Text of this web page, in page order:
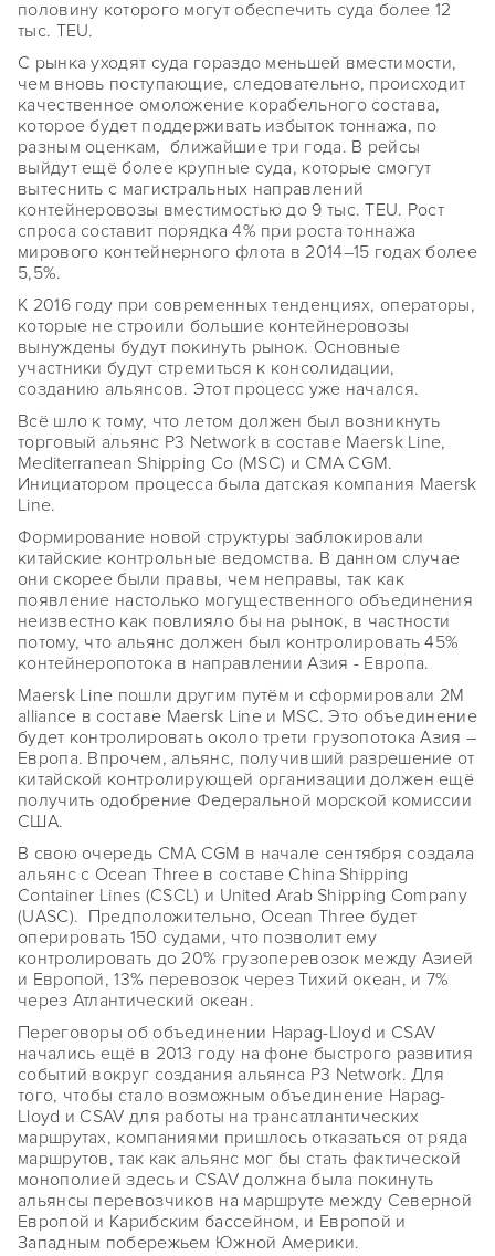
половину которого могут обеспечить суда более 12
тыс. TEU.
С рынка уходят суда гораздо меньшей вместимости,
чем вновь поступающие, следовательно, происходит
качественное омоложение корабельного состава,
которое будет поддерживать избыток тоннажа, по
разным оценкам, ближайшие три года. В рейсы
выйдут ещё более крупные суда, которые смогут
вытеснить с магистральных направлений
контейнеровозы вместимостью до 9 тыс. TEU. Рост
спроса составит порядка 4% при роста тоннажа
мирового контейнерного флота в 2014–15 годах более
5,5%.
К 2016 году при современных тенденциях, операторы,
которые не строили большие контейнеровозы
вынуждены будут покинуть рынок. Основные
участники будут стремиться к консолидации,
созданию альянсов. Этот процесс уже начался.
Всё шло к тому, что летом должен был возникнуть
торговый альянс P3 Network в составе Maersk Line,
Mediterranean Shipping Co (MSC) и CMA CGM.
Инициатором процесса была датская компания Maersk
Line.
Формирование новой структуры заблокировали
китайские контрольные ведомства. В данном случае
они скорее были правы, чем неправы, так как
появление настолько могущественного объединения
неизвестно как повлияло бы на рынок, в частности
потому, что альянс должен был контролировать 45%
контейнеропотока в направлении Азия - Европа.
Maersk Line пошли другим путём и сформировали 2M
alliance в составе Maersk Line и MSC. Это объединение
будет контролировать около трети грузопотока Азия –
Европа. Впрочем, альянс, получивший разрешение от
китайской контролирующей организации должен ещё
получить одобрение Федеральной морской комиссии
США.
В свою очередь CMA CGM в начале сентября создала
альянс с Ocean Three в составе China Shipping
Container Lines (CSCL) и United Arab Shipping Company
(UASC). Предположительно, Ocean Three будет
оперировать 150 судами, что позволит ему
контролировать до 20% грузоперевозок между Азией
и Европой, 13% перевозок через Тихий океан, и 7%
через Атлантический океан.
Переговоры об объединении Hapag-Lloyd и CSAV
начались ещё в 2013 году на фоне быстрого развития
событий вокруг создания альянса P3 Network. Для
того, чтобы стало возможным объединение Hapag-
Lloyd и CSAV для работы на трансатлантических
маршрутах, компаниями пришлось отказаться от ряда
маршрутов, так как альянс мог бы стать фактической
монополией здесь и CSAV должна была покинуть
альянсы перевозчиков на маршруте между Северной
Европой и Карибским бассейном, и Европой и
Западным побережьем Южной Америки.